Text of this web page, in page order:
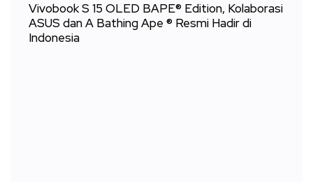
Vivobook S 15 OLED BAPE® Edition, Kolaborasi
ASUS dan A Bathing Ape ® Resmi Hadir di
Indonesia